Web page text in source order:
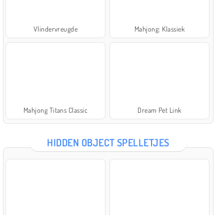
Vlindervreugde Mahjong: Klassiek
Mahjong Titans Classic Dream Pet Link
HIDDEN OBJECT SPELLETJES